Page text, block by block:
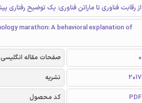
از رقابت فناوری تا ماراتن فناوری: یک توضیح رفتاری
marathon: A behavioral explanation of
0 صفحات مقاله انگلیسی
2017 نشریه
PDF کد محصول